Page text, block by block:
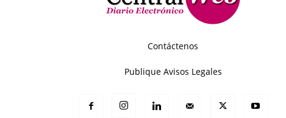
Contáctenos
Publique Avisos Legales